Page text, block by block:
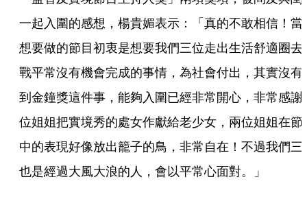
一起入圍的感想，楊貴媚表示：「真的不敢相信！當
想要做的節目初衷是想要我們三位走出生活舒適圈去
戰平常沒有機會完成的事情，為社會付出，其實沒有
到金鐘獎這件事，能夠入圍已經非常開心，非常感謝
位姐姐把實境秀的處女作獻給老少女，兩位姐姐在節
中的表現好像放出籠子的鳥，非常自在！不過我們三
也是經過大風大浪的人，會以平常心面對。」